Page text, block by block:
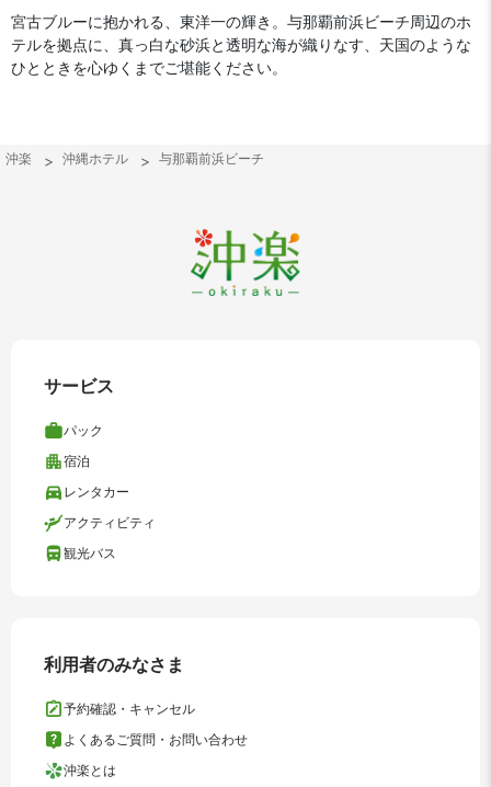
宮古ブルーに抱かれる、東洋一の輝き。与那覇前浜ビーチ周辺のホ
テルを拠点に、真っ白な砂浜と透明な海が織りなす、天国のような
ひとときを心ゆくまでご堪能ください。
沖楽 沖縄ホテル 与那覇前浜ビーチ
サービス
パック
宿泊
レンタカー
アクティビティ
観光バス
利用者のみなさま
予約確認・キャンセル
よくあるご質問・お問い合わせ
沖楽とは